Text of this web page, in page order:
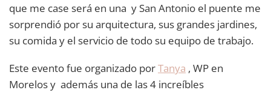
que me case será en una y San Antonio el puente me
sorprendió por su arquitectura, sus grandes jardines,
su comida y el servicio de todo su equipo de trabajo.
Este evento fue organizado porTanya , WP en
Morelos y además una de las 4 increíbles